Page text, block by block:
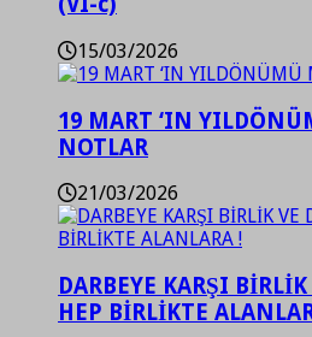
15/03/2026
19 MART ‘IN
NOTLAR
21/03/2026
DARBEYE KARŞI
HEP BİRLİKTE